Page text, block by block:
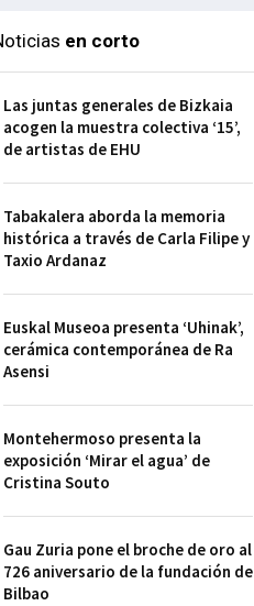
en corto
Las juntas generales de Bizkaia
acogen la muestra colectiva ‘15’,
de artistas de EHU
Tabakalera aborda la memoria
histórica a través de Carla Filipe y
Taxio Ardanaz
Euskal Museoa presenta ‘Uhinak’,
cerámica contemporánea de Ra
Asensi
Montehermoso presenta la
exposición ‘Mirar el agua’ de
Cristina Souto
Gau Zuria pone el broche de oro al
726 aniversario de la fundación de
Bilbao